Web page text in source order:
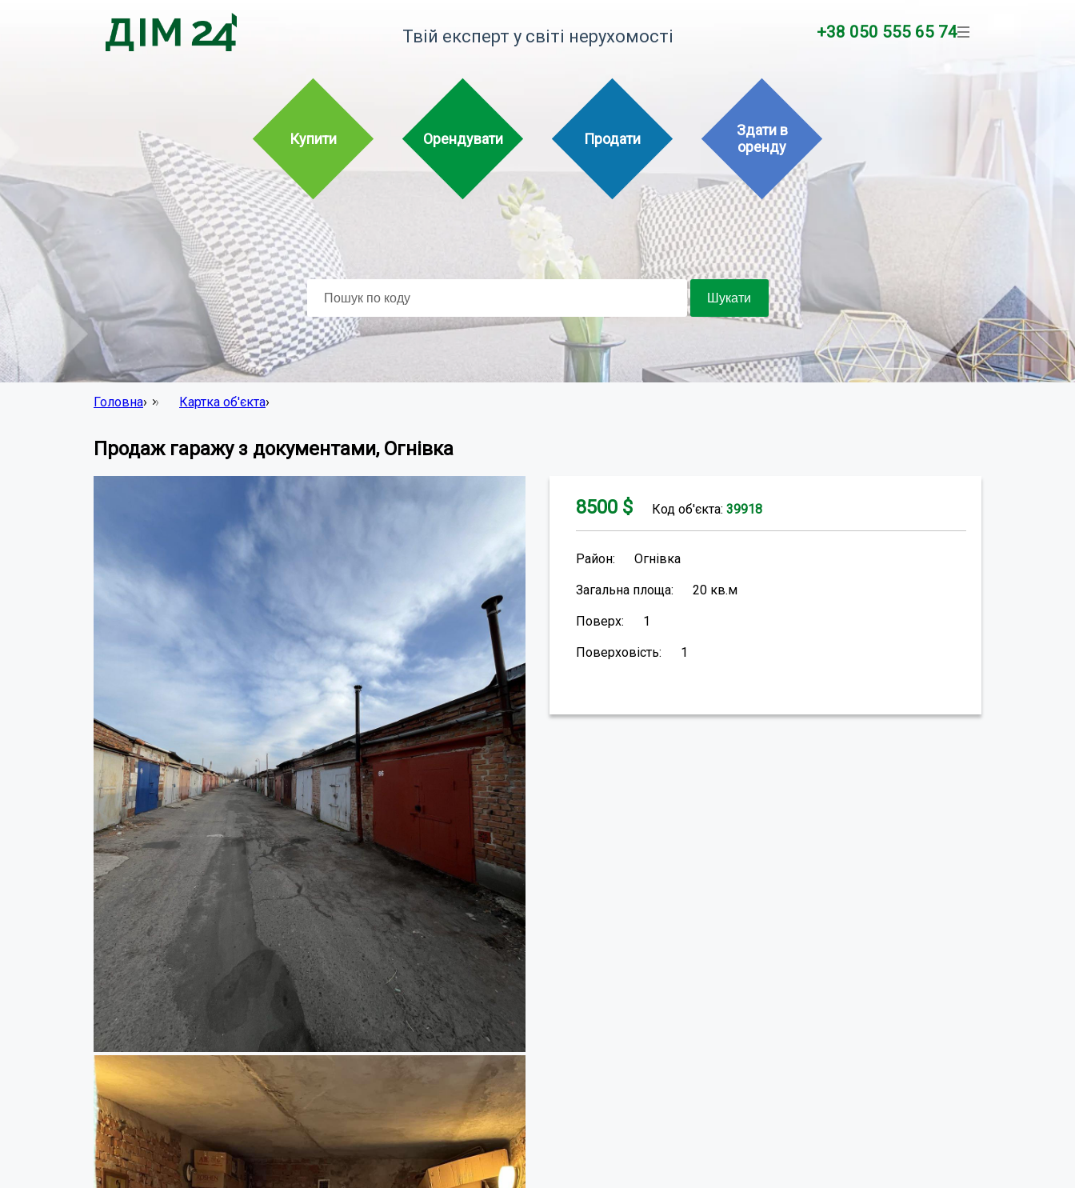
+38 050 555 65 74
Твій експерт у світі нерухомості
Купити Орендувати Продати
Здати в
оренду
Головна› Картка об'єкта›
Продаж гаражу з документами, Огнівка
8500 $ Код об'єкта: 39918
Район: Огнівка
Загальна площа: 20 кв.м
Поверх: 1
Поверховість: 1